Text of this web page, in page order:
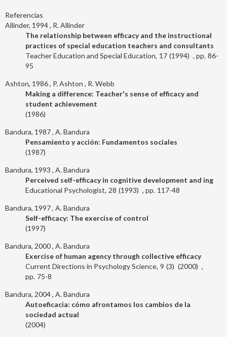
Referencias
Allinder, 1994 R. Allinder
The relationship between efficacy and the instructional
practices of special education teachers and consultants
Teacher Education and Special Education 17 1994
86-
95
Ashton, 1986 P. Ashton
R. Webb
Making a difference: Teacher's sense of efficacy and
student achievement
1986
Bandura, 1987 A. Bandura
Pensamiento y acción: Fundamentos sociales
1987
Bandura, 1993 A. Bandura
Perceived self-efficacy in cognitive development and ing
Educational Psychologist 28 1993 117-48
Bandura, 1997 A. Bandura
Self-efficacy: The exercise of control
1997
Bandura, 2000 A. Bandura
Exercise of human agency through collective efficacy
Current Directions in Psychology Science 9 3
2000
75-8
Bandura, 2004 A. Bandura
Autoeficacia: cómo afrontamos los cambios de la
sociedad actual
2004